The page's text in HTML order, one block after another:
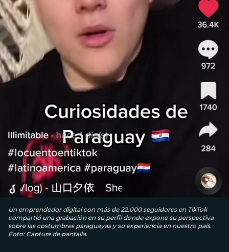
Un emprendedor digital con más de 22.000 seguidores en TikTok
compartió una grabación en su perfil donde expone su perspectiva
sobre las costumbres paraguayas y su experiencia en nuestro país.
Foto: Captura de pantalla.